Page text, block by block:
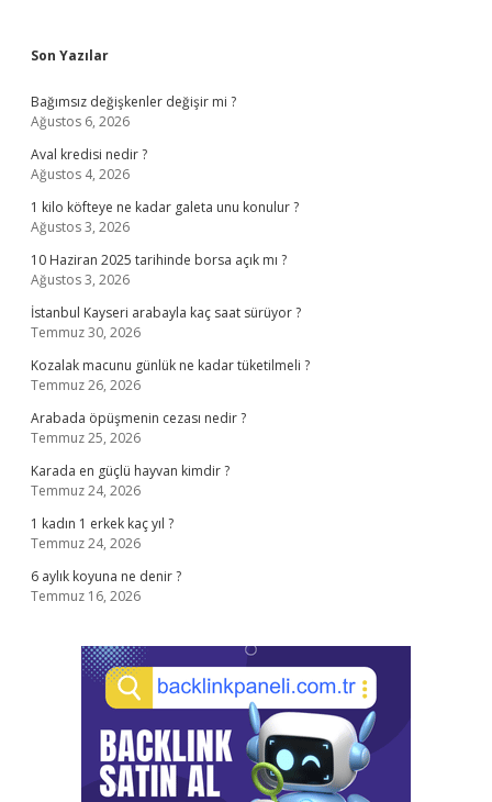
Sidebar
Son Yazılar
Bağımsız değişkenler değişir mi ?
Ağustos 6, 2026
Aval kredisi nedir ?
Ağustos 4, 2026
1 kilo köfteye ne kadar galeta unu konulur ?
Ağustos 3, 2026
10 Haziran 2025 tarihinde borsa açık mı ?
Ağustos 3, 2026
İstanbul Kayseri arabayla kaç saat sürüyor ?
Temmuz 30, 2026
Kozalak macunu günlük ne kadar tüketilmeli ?
Temmuz 26, 2026
Arabada öpüşmenin cezası nedir ?
Temmuz 25, 2026
Karada en güçlü hayvan kimdir ?
Temmuz 24, 2026
1 kadın 1 erkek kaç yıl ?
Temmuz 24, 2026
6 aylık koyuna ne denir ?
Temmuz 16, 2026